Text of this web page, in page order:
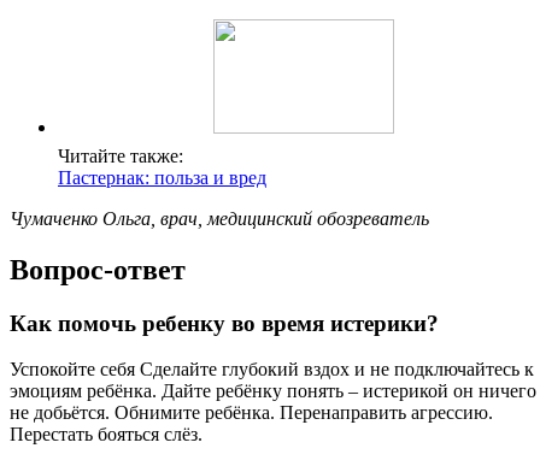
Читайте также:
Пастернак: польза и вред
Чумаченко Ольга, врач, медицинский обозреватель
Вопрос-ответ
Как помочь ребенку во время истерики?
Успокойте себя Сделайте глубокий вздох и не подключайтесь к
эмоциям ребёнка. Дайте ребёнку понять – истерикой он ничего
не добьётся. Обнимите ребёнка. Перенаправить агрессию.
Перестать бояться слёз.